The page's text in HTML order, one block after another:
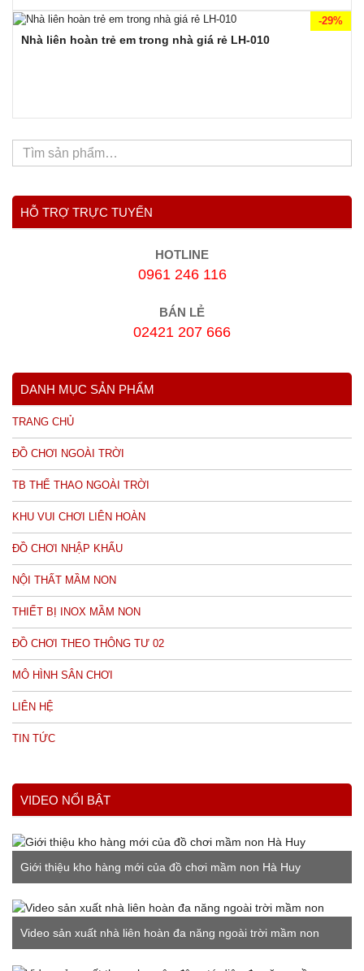
-29%
Nhà liên hoàn trẻ em trong nhà giá rẻ LH-010
HỖ TRỢ TRỰC TUYẾN
HOTLINE
0961 246 116
BÁN LẺ
02421 207 666
DANH MỤC SẢN PHẨM
TRANG CHỦ
ĐỒ CHƠI NGOÀI TRỜI
TB THỂ THAO NGOÀI TRỜI
KHU VUI CHƠI LIÊN HOÀN
ĐỒ CHƠI NHẬP KHẨU
NỘI THẤT MẦM NON
THIẾT BỊ INOX MẦM NON
ĐỒ CHƠI THEO THÔNG TƯ 02
MÔ HÌNH SÂN CHƠI
LIÊN HỆ
TIN TỨC
VIDEO NỔI BẬT
Giới thiệu kho hàng mới của đồ chơi mầm non Hà Huy
Video sản xuất nhà liên hoàn đa năng ngoài trời mầm non